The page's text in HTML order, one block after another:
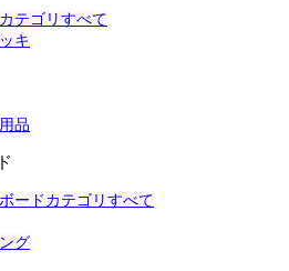
テゴリすべて
キ
品
ードカテゴリすべて
グ